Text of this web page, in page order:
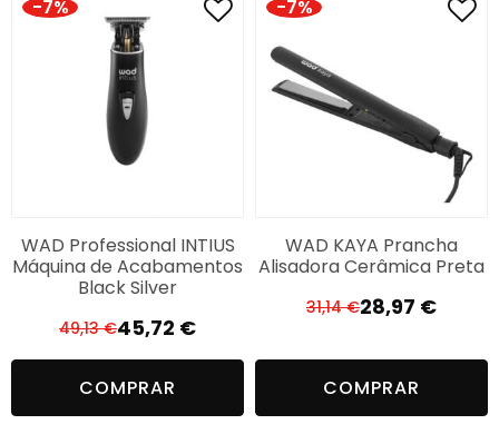
-7%
WAD Professional INTIUS
Máquina de Acabamentos
Black Silver
49,13€ O
preço
original
era:
45,72 €
O
preço
atual
é:
COMPRAR
-7%
WAD KAYA Prancha
Alisadora Cerâmica Preta
31,14€ O
era:
28,97 €
O
é:
COMPRAR